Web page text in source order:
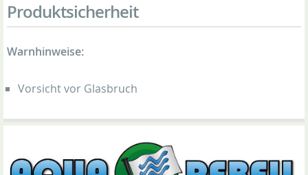
Produktsicherheit
Warnhinweise:
Vorsicht vor Glasbruch